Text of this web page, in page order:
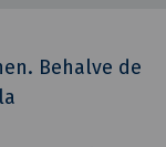
Behalve de